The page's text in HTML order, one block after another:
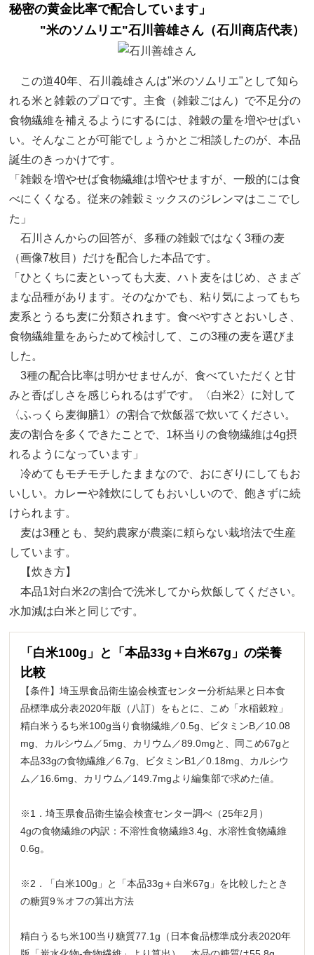
秘密の黄金比率で配合しています」
"米のソムリエ"石川善雄さん（石川商店代表）
この道40年、石川義雄さんは"米のソムリエ"として知ら
れる米と雑穀のプロです。主食（雑穀ごはん）で不足分の
食物繊維を補えるようにするには、雑穀の量を増やせばい
い。そんなことが可能でしょうかとご相談したのが、本品
誕生のきっかけです。
「雑穀を増やせば食物繊維は増やせますが、一般的には食
べにくくなる。従来の雑穀ミックスのジレンマはここでし
た」
石川さんからの回答が、多種の雑穀ではなく3種の麦
（画像7枚目）だけを配合した本品です。
「ひとくちに麦といっても大麦、ハト麦をはじめ、さまざ
まな品種があります。そのなかでも、粘り気によってもち
麦系とうるち麦に分類されます。食べやすさとおいしさ、
食物繊維量をあらためて検討して、この3種の麦を選びま
した。
3種の配合比率は明かせませんが、食べていただくと甘
みと香ばしさを感じられるはずです。〈白米2〉に対して
〈ふっくら麦御膳1〉の割合で炊飯器で炊いてください。
麦の割合を多くできたことで、1杯当りの食物繊維は4g摂
れるようになっています」
冷めてもモチモチしたままなので、おにぎりにしてもお
いしい。カレーや雑炊にしてもおいしいので、飽きずに続
けられます。
麦は3種とも、契約農家が農薬に頼らない栽培法で生産
しています。
【炊き方】
本品1対白米2の割合で洗米してから炊飯してください。
水加減は白米と同じです。
「白米100g」と「本品33g＋白米67g」の栄養
比較
【条件】埼玉県食品衛生協会検査センター分析結果と日本食
品標準成分表2020年版（八訂）をもとに、こめ「水稲穀粒」
精白米うるち米100g当り食物繊維／0.5g、ビタミンB／10.08
mg、カルシウム／5mg、カリウム／89.0mgと、同こめ67gと
本品33gの食物繊維／6.7g、ビタミンB1／0.18mg、カルシウ
ム／16.6mg、カリウム／149.7mgより編集部で求めた値。
※1．埼玉県食品衛生協会検査センター調べ（25年2月）
4gの食物繊維の内訳：不溶性食物繊維3.4g、水溶性食物繊維
0.6g。
※2．「白米100g」と「本品33g＋白米67g」を比較したとき
の糖質9％オフの算出方法
精白うるち米100当り糖質77.1g（日本食品標準成分表2020年